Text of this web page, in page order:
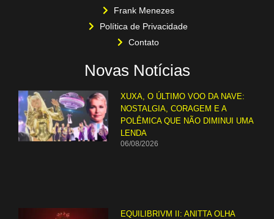
Frank Menezes
Política de Privacidade
Contato
Novas Notícias
XUXA, O ÚLTIMO VOO DA NAVE:
NOSTALGIA, CORAGEM E A
POLÊMICA QUE NÃO DIMINUI UMA
LENDA
06/08/2026
EQUILIBRIVM II: ANITTA OLHA